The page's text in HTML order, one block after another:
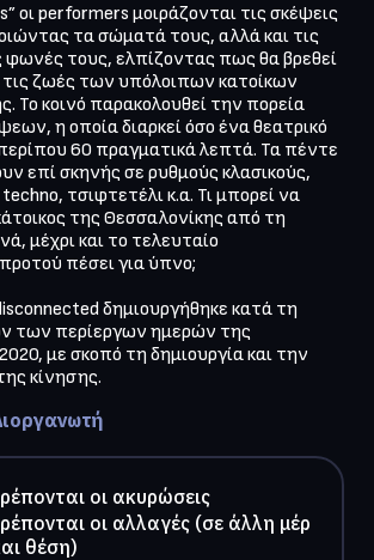
οι performers μοιράζονται τις σκέψεις
τα σώματά τους, αλλά και τις
τους, ελπίζοντας πως θα βρεθεί
ζωές των υπόλοιπων κατοίκων
Το κοινό παρακολουθεί την πορεία
η οποία διαρκεί όσο ένα θεατρικό
60 πραγματικά λεπτά. Τα πέντε
επί σκηνής σε ρυθμούς κλασικούς,
τσιφτετέλι κ.α. Τι μπορεί να
της Θεσσαλονίκης από τη
μέχρι και το τελευταίο
πέσει για ύπνο;
δημιουργήθηκε κατά τη
των περίεργων ημερών της
με σκοπό τη δημιουργία και την
κίνησης.
οι ακυρώσεις
οι αλλαγές (σε άλλη μέρ
θέση)